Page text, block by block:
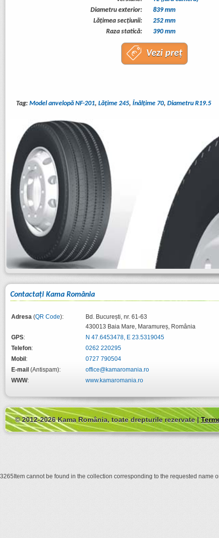
Diametru exterior:
839 mm
Lăţimea secţiunii:
252 mm
Raza statică:
390 mm
Vezi preț
Tag: Model anvelopă NF-201, Lăţime 245, Înălţime 70, Diametru R19.5
Contactaţi Kama România
Adresa (QR Code):
Bd. București, nr. 61-63
430013 Baia Mare, Maramureș, România
GPS:
N 47.6453478, E 23.5319045
Telefon:
0262 220295
Mobil :
0727 790504
E-mail (Antispam):
office@kamaromania.ro
WWW: www.kamaromania.ro
© 2012-2026 Kama România, toate drepturile rezervate |
3265Item cannot be found in the collection corresponding to the requested name